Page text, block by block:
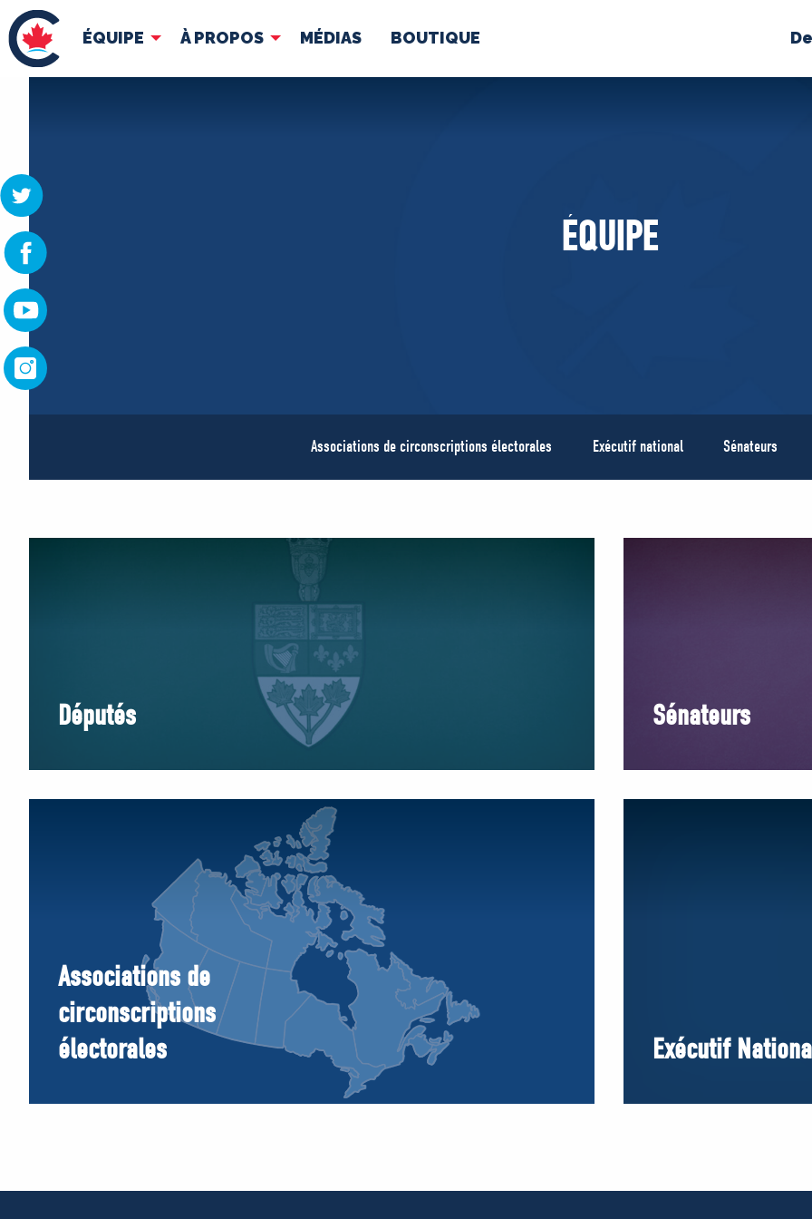
ÉQUIPE À PROPOS MÉDIAS BOUTIQUE
ÉQUIPE À PROPOS MÉDIAS
ÉQUIPE
Associations de circonscriptions électorales Exécutif national Sénateurs
Députés Sénateurs
Associations de
circonscriptions
électorales
Exécutif